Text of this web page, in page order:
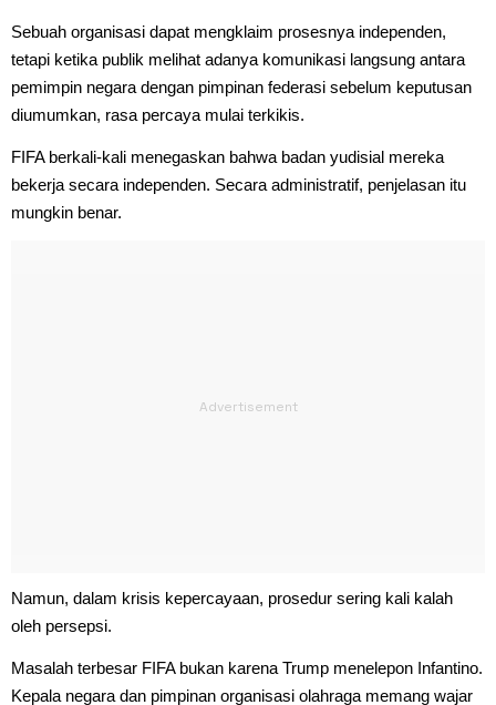
Sebuah organisasi dapat mengklaim prosesnya independen,
tetapi ketika publik melihat adanya komunikasi langsung antara
pemimpin negara dengan pimpinan federasi sebelum keputusan
diumumkan, rasa percaya mulai terkikis.
FIFA berkali-kali menegaskan bahwa badan yudisial mereka
bekerja secara independen. Secara administratif, penjelasan itu
mungkin benar.
Namun, dalam krisis kepercayaan, prosedur sering kali kalah
oleh persepsi.
Masalah terbesar FIFA bukan karena Trump menelepon Infantino.
Kepala negara dan pimpinan organisasi olahraga memang wajar